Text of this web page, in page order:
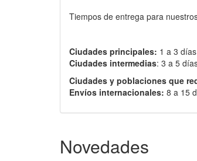
Tiempos de entrega para
Ciudades principales: 1 a 3
Ciudades intermedias: 3 a 5
Ciudades y poblaciones que
Envíos internacionales: 8 a 15
Novedades